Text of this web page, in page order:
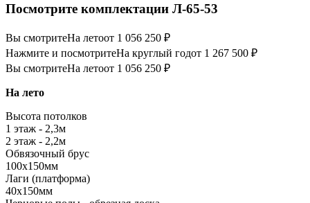
Посмотрите комплектации Л-65-53
Вы смотритеНа летоот 1 056 250 ₽
Нажмите и посмотритеНа круглый годот 1 267 500 ₽
Вы смотритеНа летоот 1 056 250 ₽
На лето
Высота потолков
1 этаж - 2,3м
2 этаж - 2,2м
Обвязочный брус
100х150мм
Лаги (платформа)
40х150мм